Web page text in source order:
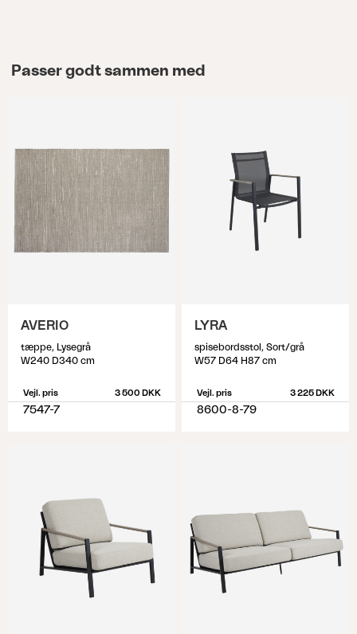
Passer godt sammen med
AVERIO
tæppe, Lysegrå
W240 D340 cm
Vejl. pris 3 500 DKK
7547-7
LYRA
spisebordsstol, Sort/grå
W57 D64 H87 cm
Vejl. pris 3 225 DKK
8600-8-79